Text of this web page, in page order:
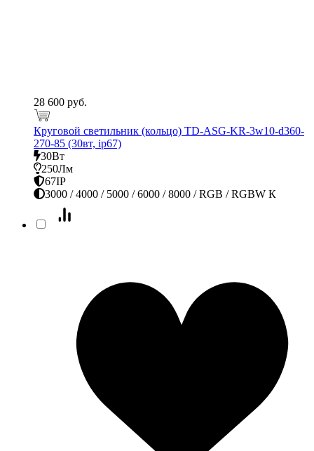
28 600 руб.
Круговой светильник (кольцо) TD-ASG-KR-3w10-d360-
270-85 (30вт, ip67)
30Вт
250Лм
67IP
3000 / 4000 / 5000 / 6000 / 8000 / RGB / RGBW К